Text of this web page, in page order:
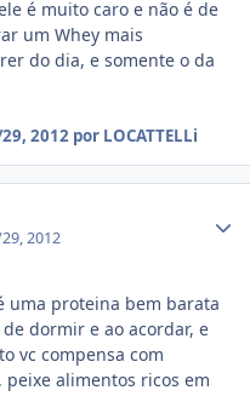
é muito caro e não é de
um Whey mais
do dia, e somente o da
2012 por LOCATTELLi
2012
uma proteina bem barata
dormir e ao acordar, e
vc compensa com
alimentos ricos em